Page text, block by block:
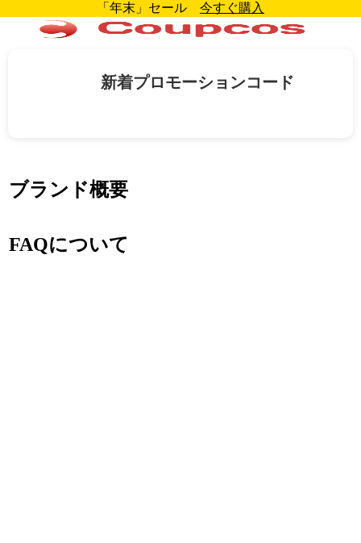
「年末」セール 今すぐ購入
新着プロモーションコード
ブランド概要
FAQについて